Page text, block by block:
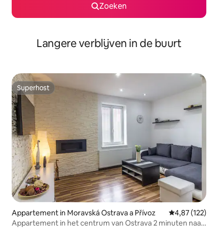
Zoeken
Langere verblijven in de buurt
Superhost
Superhost
Appartement in Moravská Ostrava a Přívoz Gemiddelde
4,87 (122)
Appartement in het centrum van Ostrava 2 minuten naar